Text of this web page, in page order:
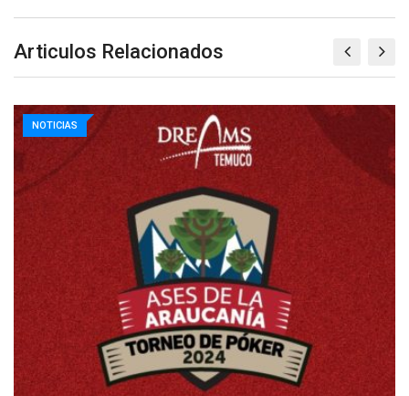
Articulos Relacionados
NOTICIAS